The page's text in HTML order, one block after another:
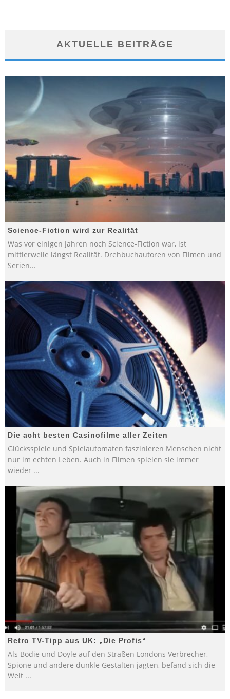
AKTUELLE BEITRÄGE
Science-Fiction wird zur Realität
Was vor einigen Jahren noch Science-Fiction war, ist
mittlerweile längst Realität. Drehbuchautoren von Filmen und
Serien...
Die acht besten Casinofilme aller Zeiten
Glücksspiele und Spielautomaten faszinieren Menschen nicht
nur im echten Leben. Auch in Filmen spielen sie immer
wieder ...
Retro TV-Tipp aus UK: „Die Profis“
Als Bodie und Doyle auf den Straßen Londons Verbrecher,
Spione und andere dunkle Gestalten jagten, befand sich die
Welt ...